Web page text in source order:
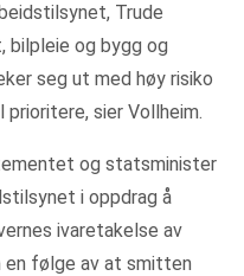
Trude
bilpleie og bygg og
seg ut med høy risiko
sier Vollheim.
og statsminister
i oppdrag å
ivaretakelse av
en følge av at smitten